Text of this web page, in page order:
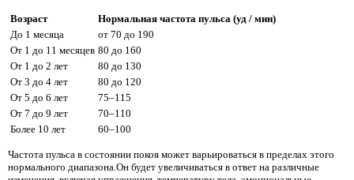
Возраст
Нормальная частота пульса (уд / мин)
До 1 месяца
от 70 до 190
От 1 до 11 месяцев 80 до 160
От 1 до 2 лет
80 до 130
От 3 до 4 лет
80 до 120
От 5 до 6 лет
75–115
От 7 до 9 лет
70–110
Более 10 лет
60–100
Частота пульса в состоянии покоя может варьироваться в пределах этого
нормального диапазона.Он будет увеличиваться в ответ на различные